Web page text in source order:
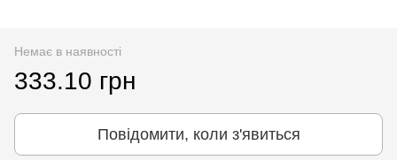
Немає в наявності
333.10 грн
Повідомити, коли з'явиться